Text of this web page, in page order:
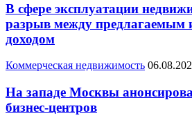
В сфере эксплуатации
разрыв между
доходом
Коммерческая недвижимость
На западе Москвы
бизнес-центров